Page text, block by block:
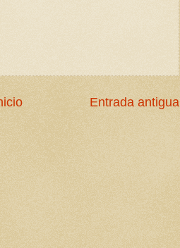
Entrada antigua